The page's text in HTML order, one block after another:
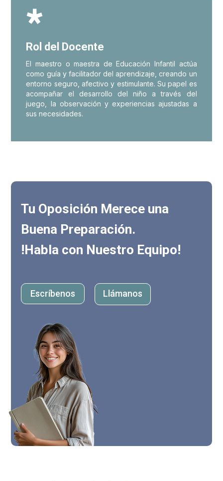

Rol del Docente
El maestro o maestra de Educación Infantil actúa
como guía y facilitador del aprendizaje, creando un
entorno seguro, afectivo y estimulante. Su papel es
acompañar el desarrollo del niño a través del
juego, la observación y experiencias ajustadas a
sus necesidades.
Tu Oposición Merece una
Buena Preparación.
!Habla con Nuestro Equipo!
Escríbenos Llámanos